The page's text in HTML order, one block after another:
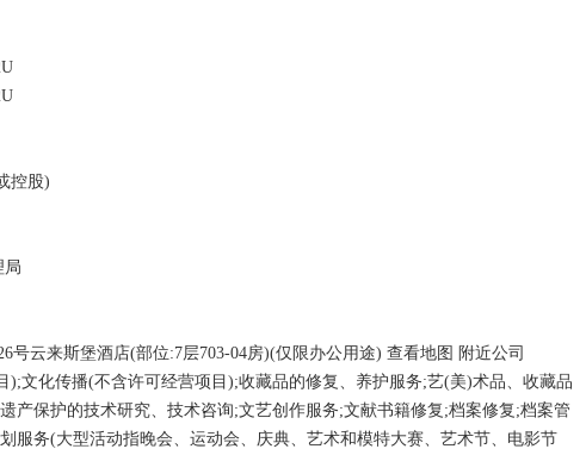
产保护的技术研究、技术咨询;文艺创作服务;文献书籍修复;档案修复;档案管
服务(大型活动指晚会、运动会、庆典、艺术和模特大赛、艺术节、电影节